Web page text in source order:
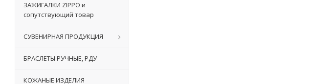
ЗАЖИГАЛКИ ZIPPO и
сопутствующий товар
СУВЕНИРНАЯ ПРОДУКЦИЯ
БРАСЛЕТЫ РУЧНЫЕ, РДУ
КОЖАНЫЕ ИЗДЕЛИЯ